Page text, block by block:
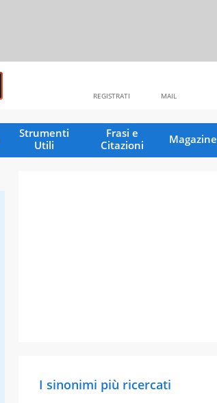
MAIL
REGISTRATI
Strumenti
Utili
Frasi e
Citazioni
Magazine
I sinonimi più ricercati